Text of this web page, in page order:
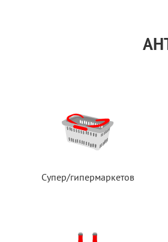
Супер/гипермаркетов